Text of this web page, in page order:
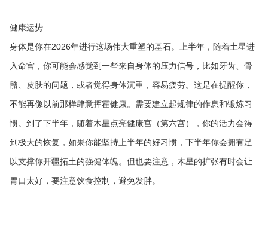
健康运势
身体是你在2026年进行这场伟大重塑的基石。上半年，随着土星进
入命宫，你可能会感觉到一些来自身体的压力信号，比如牙齿、骨
骼、皮肤的问题，或者觉得身体沉重，容易疲劳。这是在提醒你，
不能再像以前那样肆意挥霍健康。需要建立起规律的作息和锻炼习
惯。到了下半年，随着木星点亮健康宫（第六宫），你的活力会得
到极大的恢复，如果你能坚持上半年的好习惯，下半年你会拥有足
以支撑你开疆拓土的强健体魄。但也要注意，木星的扩张有时会让
胃口太好，要注意饮食控制，避免发胖。